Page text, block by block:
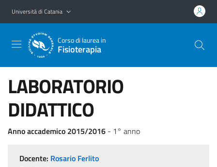
Vai al contenuto principale
Vai al menu di navigazione
Università di Catania
Corso di laurea in
Fisioterapia
LABORATORIO
DIDATTICO
Anno accademico 2015/2016 - 1° anno
Docente: Rosario Ferlito